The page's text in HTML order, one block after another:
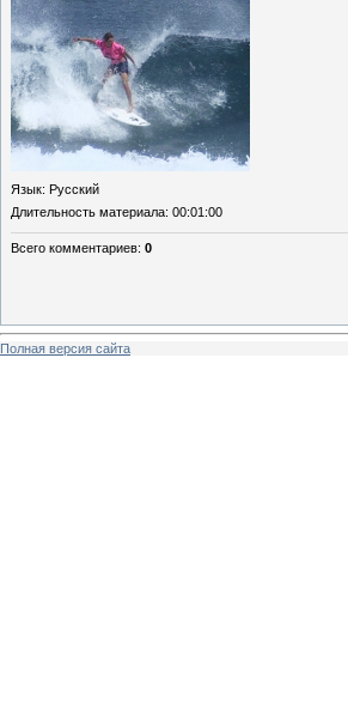
Язык: Русский
Длительность материала: 00:01:00
Всего комментариев: 0
Полная версия сайта